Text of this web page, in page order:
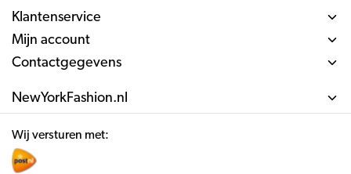
Klantenservice
Mijn account
Contactgegevens
NewYorkFashion.nl
Wij versturen met: